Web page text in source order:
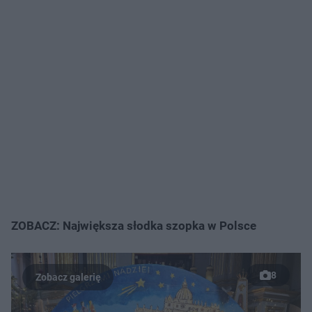
ZOBACZ: Największa słodka szopka w Polsce
8